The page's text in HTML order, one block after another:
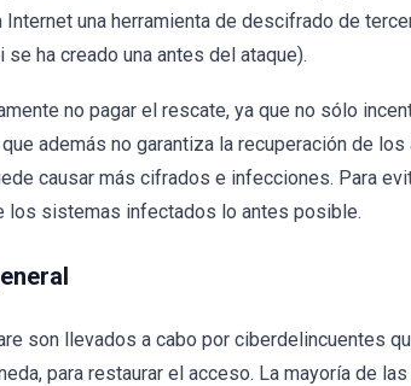
Internet una herramienta de descifrado de
ha creado una antes del ataque).
no pagar el rescate, ya que no sólo
además no garantiza la recuperación de
causar más cifrados e infecciones. Para
los sistemas infectados lo antes posible.
son llevados a cabo por ciberdelincuentes
para restaurar el acceso. La mayoría de